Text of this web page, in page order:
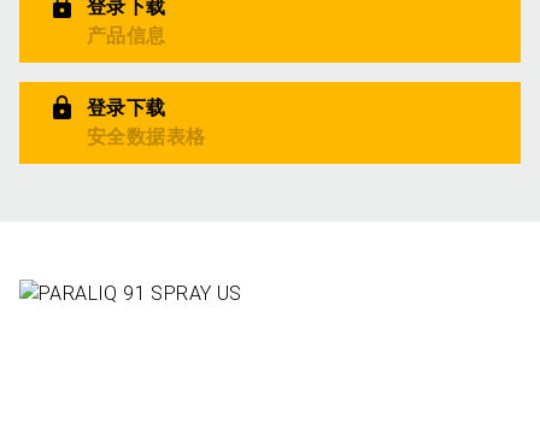
登录下载
产品信息
登录下载
安全数据表格